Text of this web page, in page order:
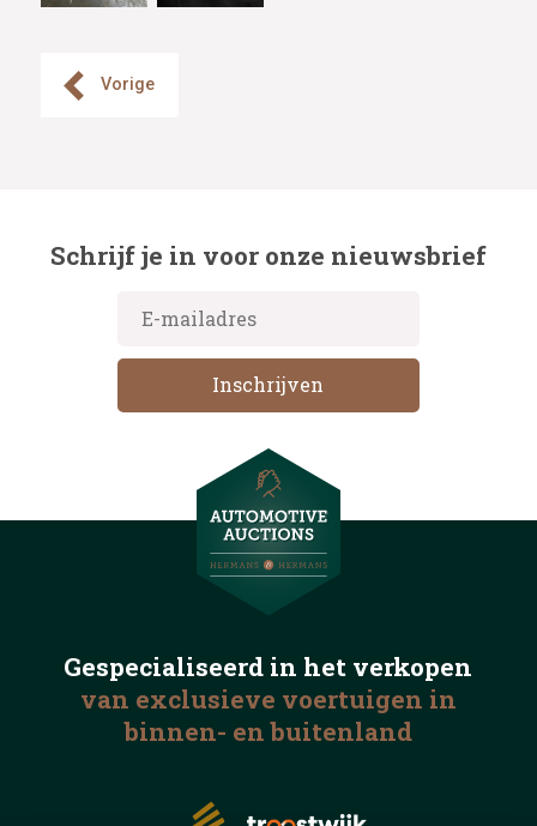
Vorige
Schrijf je in voor onze nieuwsbrief
Gespecialiseerd in het verkopen
van exclusieve voertuigen in
binnen- en buitenland